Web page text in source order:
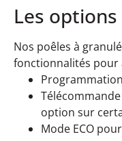
Les
Nos poêles à
fonctionnalités
option sur
Mode ECO